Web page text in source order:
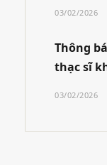
03/02/2026
Thông
thạc sĩ
03/02/2026